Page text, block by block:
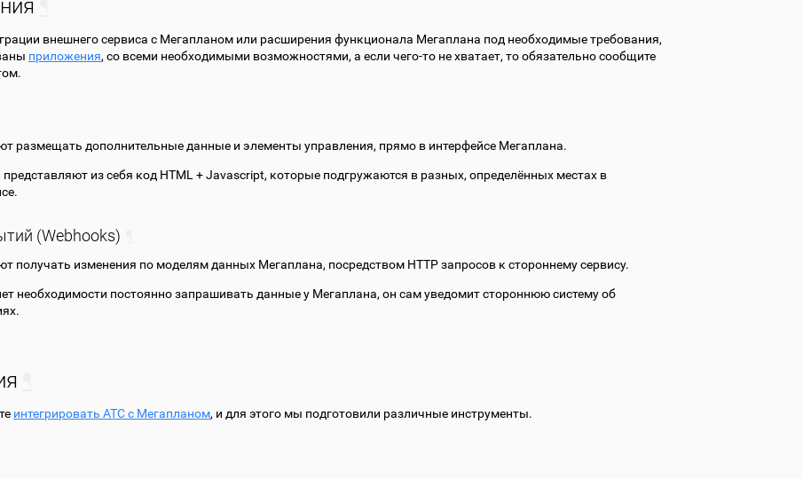
внешнего сервиса с Мегапланом или расширения функционала Мегаплана под необходимые требования,
приложения, со всеми необходимыми возможностями, а если чего-то не хватает, то обязательно сообщите
размещать дополнительные данные и элементы управления, прямо в интерфейсе Мегаплана.
из себя код HTML + Javascript, которые подгружаются в разных, определённых местах в
(Webhooks)
получать изменения по моделям данных Мегаплана, посредством HTTP запросов к стороннему сервису.
необходимости постоянно запрашивать данные у Мегаплана, он сам уведомит стороннюю систему об
интегрировать АТС с Мегапланом, и для этого мы подготовили различные инструменты.